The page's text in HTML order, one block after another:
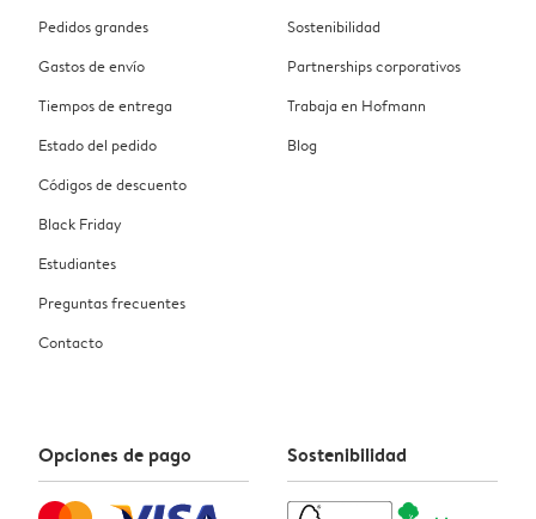
Pedidos grandes
Gastos de envío
Tiempos de entrega
Estado del pedido
Códigos de descuento
Black Friday
Estudiantes
Preguntas frecuentes
Contacto
Sostenibilidad
Partnerships corporativos
Trabaja en Hofmann
Blog
Opciones de pago Sostenibilidad